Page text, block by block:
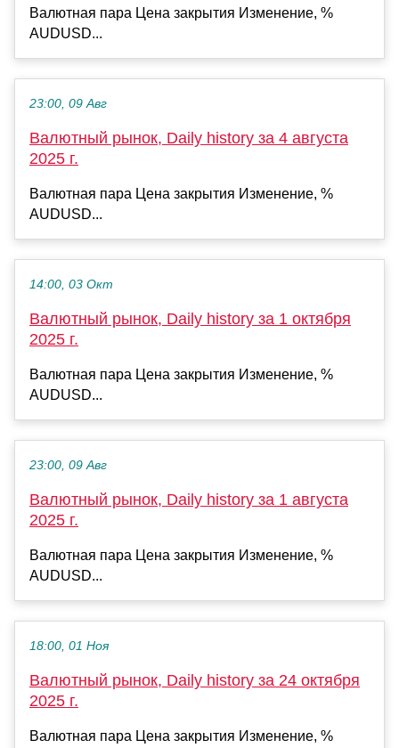
Валютная пара Цена закрытия Изменение, %
AUDUSD...
23:00, 09 Авг
Валютный рынок, Daily history за 4 августа
2025 г.
Валютная пара Цена закрытия Изменение, %
AUDUSD...
14:00, 03 Окт
Валютный рынок, Daily history за 1 октября
2025 г.
Валютная пара Цена закрытия Изменение, %
AUDUSD...
23:00, 09 Авг
Валютный рынок, Daily history за 1 августа
2025 г.
Валютная пара Цена закрытия Изменение, %
AUDUSD...
18:00, 01 Ноя
Валютный рынок, Daily history за 24 октября
2025 г.
Валютная пара Цена закрытия Изменение, %